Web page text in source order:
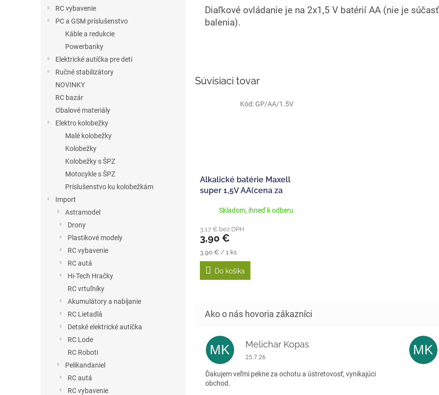
RC vybavenie
PC a GSM príslušenstvo
Káble a redukcie
Powerbanky
Elektrické autíčka pre deti
Ručné stabilizátory
NOVINKY
RC bazár
Obalové materiály
Elektro kolobežky
Malé kolobežky
Kolobežky
Kolobežky s ŠPZ
Motocykle s ŠPZ
Príslušenstvo ku kolobežkám
Import
Astramodel
Drony
Plastikové modely
RC vybavenie
RC autá
Hi-Tech Hračky
RC vrtuľníky
Akumulátory a nabíjanie
RC Lietadlá
Detské elektrické autíčka
RC Lode
RC Roboti
Pelikandaniel
RC autá
RC vybavenie
Diaľkové ovládanie je na 2x1,5 V batérií AA (nie je
balenia).
Súvisiaci tovar
Alkalické batérie Maxell
super 1,5V AA(cena za
Skladom, ihneď k odberu
3,17 € bez DPH
3,90 €
Jednotková
cena:
3,90 € / 1 ks
Do košíka
Kód: GP/AA/1.5V
MK Melichar Kopas
Hodnotenie obchodu je 5 z 5 hviezdičiek.
25.7.26
Ďakujem veľmi pekne za ochotu a ústretovosť, vynikajúci
obchod.
MK